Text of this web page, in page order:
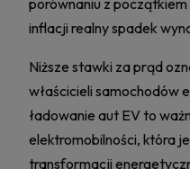
porównaniu z
inflacji realny spadek
Niższe stawki za prąd
właścicieli samochodów
ładowanie aut EV to
elektromobilności, która
transformacji